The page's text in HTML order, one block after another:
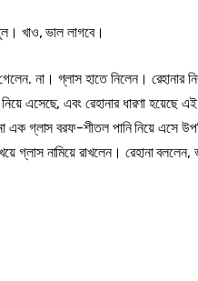
খাও, ভাল লাগবে।
না। গ্লাস হাতে নিলেন।
এসেছে, এবং রেহানার ধারণা হয়েছে
এক গ্লাস বরফ-শীতল পানি নিয়ে এসে
গ্লাস নামিয়ে রাখলেন। রেহানা বললেন,